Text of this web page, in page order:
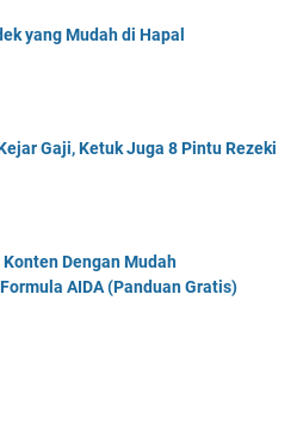
yang Mudah di Hapal
Gaji, Ketuk Juga 8 Pintu Rezeki
Dengan Mudah
AIDA (Panduan Gratis)